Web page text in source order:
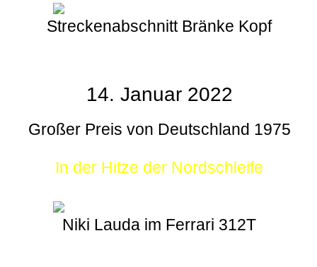
Streckenabschnitt Bränke Kopf
14. Januar 2022
Großer Preis von Deutschland 1975
In der Hitze der Nordschleife
Niki Lauda im Ferrari 312T